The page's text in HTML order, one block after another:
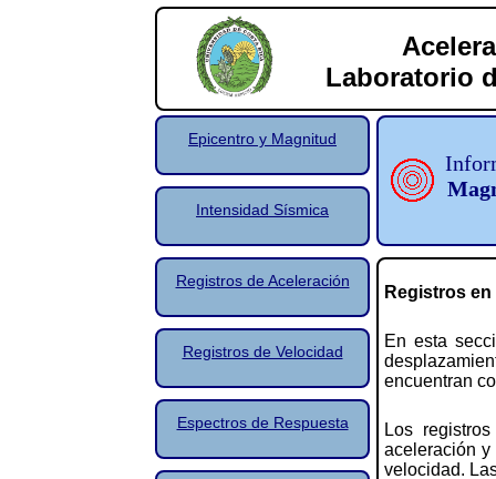
Laboratorio
Epicentro y Magnitud
Intensidad Sísmica
Registros de Aceleración
Registros de Velocidad
Espectros de Respuesta
Registros
En esta
encuentran
Los
aceleración y
velocidad.